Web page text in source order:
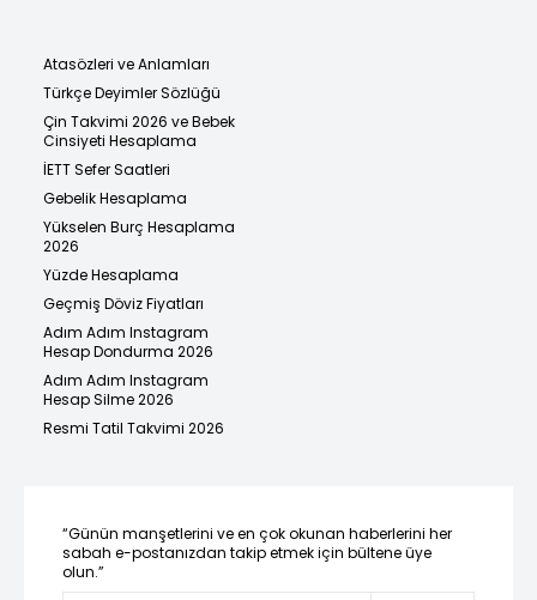
Atasözleri ve Anlamları
Türkçe Deyimler Sözlüğü
Çin Takvimi 2026 ve Bebek
Cinsiyeti Hesaplama
İETT Sefer Saatleri
Gebelik Hesaplama
Yükselen Burç Hesaplama
2026
Yüzde Hesaplama
Geçmiş Döviz Fiyatları
Adım Adım Instagram
Hesap Dondurma 2026
Adım Adım Instagram
Hesap Silme 2026
Resmi Tatil Takvimi 2026
“Günün manşetlerini ve en çok okunan haberlerini her
sabah e-postanızdan takip etmek için bültene üye
olun.”